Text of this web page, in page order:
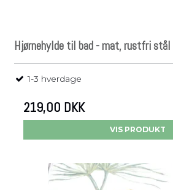
Hjørnehylde til bad - mat, rustfri stål
1-3 hverdage
219,00 DKK
VIS PRODUKT